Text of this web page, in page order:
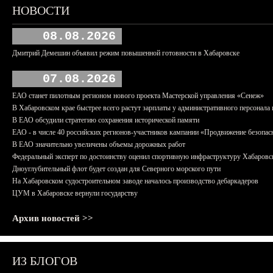
НОВОСТИ
08.08.2026
Дмитрий Демешин объявил режим повышенной готовности в Хабаровске
07.08.2026
ЕАО станет пилотным регионом нового проекта Мастерской управления «Сенеж»
В Хабаровском крае быстрее всего растут зарплаты у административного персонала
В ЕАО обсудили стратегию сохранения исторической памяти
ЕАО - в числе 40 российских регионов-участников кампании «Продвижение
В ЕАО значительно увеличены объемы дорожных работ
Федеральный эксперт по достоинству оценил спортивную инфраструктуру
Дноуглубительный флот будет создан для Северного морского пути
На Хабаровском судостроительном заводе началось производство дебаркадеров
ЦУМ в Хабаровске вернули государству
Архив новостей >>
ИЗ БЛОГОВ